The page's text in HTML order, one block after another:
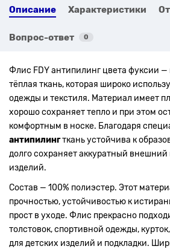
Описание Характеристики
Вопрос-ответ 0
Флис FDY антипилинг цвета фуксии —
тёплая ткань, которая широко
одежды и текстиля. Материал имеет
хорошо сохраняет тепло и при этом
комфортным в носке. Благодаря
антипилингткань устойчива к
долго сохраняет аккуратный внешний
изделий.
Состав — 100% полиэстер. Этот
прочностью, устойчивостью к
прост в уходе. Флис прекрасно
толстовок, спортивной одежды,
для детских изделий и подкладки.